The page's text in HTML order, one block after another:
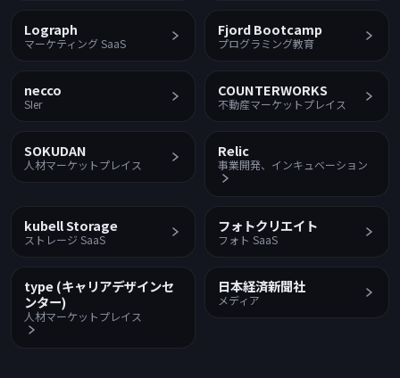
Lograph
マーケティング SaaS
Fjord Bootcamp
プログラミング教育
necco
SIer
COUNTERWORKS
不動産マーケットプレイス
SOKUDAN
人材マーケットプレイス
Relic
事業開発、インキュベーション
kubell Storage
ストレージ SaaS
フォトクリエイト
フォト SaaS
type (キャリアデザインセ
ンター)
人材マーケットプレイス
日本経済新聞社
メディア